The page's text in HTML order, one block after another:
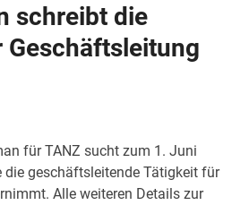
schreibt die
Geschäftsleitung
für TANZ sucht zum 1. Juni
die geschäftsleitende Tätigkeit für
Alle weiteren Details zur